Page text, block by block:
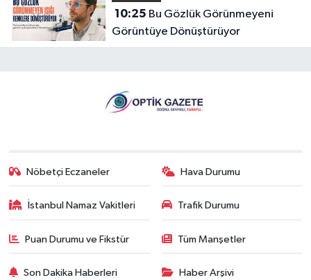
10:25
Görüntüye Dönüştürüyor
Nöbetçi Eczaneler Hava Durumu
İstanbul Namaz Vakitleri Trafik Durumu
Puan Durumu ve Fikstür Tüm Manşetler
Son Dakika Haberleri Haber Arşivi